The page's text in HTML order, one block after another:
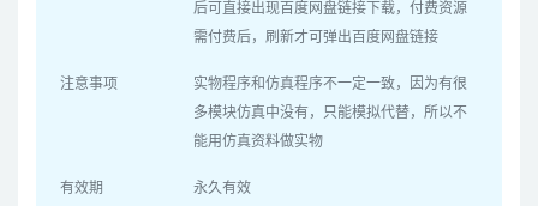
后可直接出现百度网盘链接下载，付费资源
需付费后，刷新才可弹出百度网盘链接
注意事项
实物程序和仿真程序不一定一致，因为有很
多模块仿真中没有，只能模拟代替，所以不
能用仿真资料做实物
有效期 永久有效